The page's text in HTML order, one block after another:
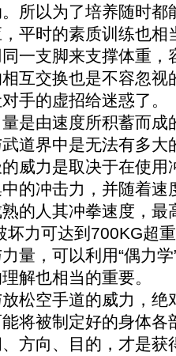
所以为了培养随时都
平时的素质训练也相
一支脚来支撑体重，
互交换也是不容忽视
手的虚招给迷惑了。
是由速度所积蓄而成
道界中是无法有多大
威力是取决于在使用
的冲击力，并随着速
的人其冲拳速度，最
坏力可达到700KG超
量，可以利用“偶力学
解也相当的重要。
松空手道的威力，绝
将被制定好的身体各
方向、目的，才是获